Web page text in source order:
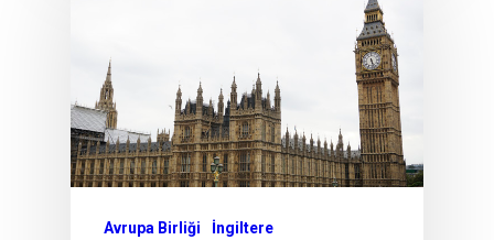
Avrupa Birliği İngiltere
Vize Programı
EU Temporary
Residence
– Startup Visa